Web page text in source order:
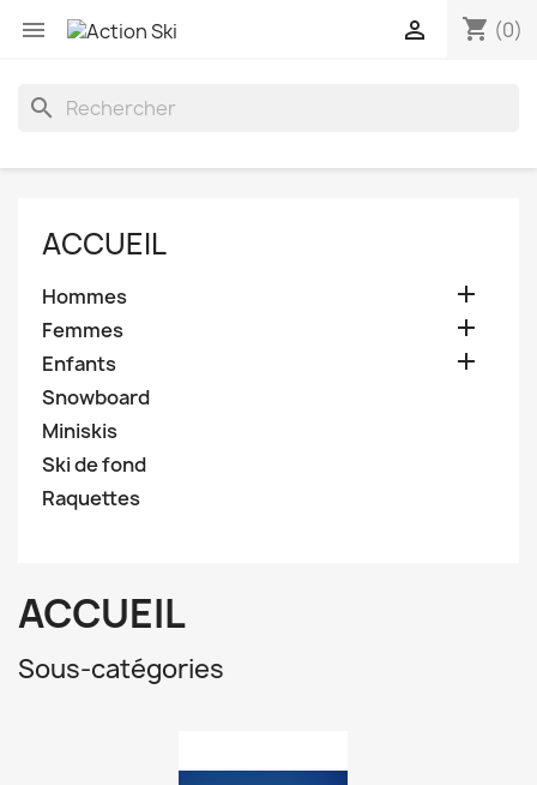
 shopping_cart (0)

search
ACCUEIL
Hommes 
Femmes 
Enfants 
Snowboard
Miniskis
Ski de fond
Raquettes
ACCUEIL
Sous-catégories